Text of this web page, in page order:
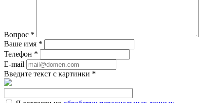
Вопрос *
Ваше имя *
Телефон *
E-mail
Введите текст с картинки *